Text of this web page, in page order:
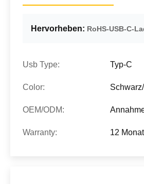
Hervorheben: RoHS-USB-C-
Usb Type: Typ-C
Color:
OEM/ODM:
Warranty: 12